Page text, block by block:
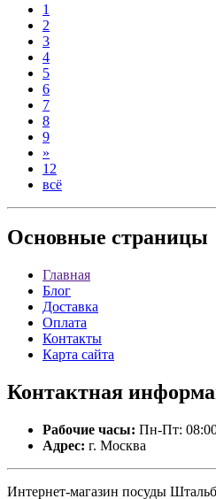
1
2
3
4
5
6
7
8
9
»
12
всё
Основные страницы
Главная
Блог
Доставка
Оплата
Контакты
Карта сайта
Контактная
Рабочие часы: Пн-Пт:
Адрес: г. Москва
Интернет-магазин посуды